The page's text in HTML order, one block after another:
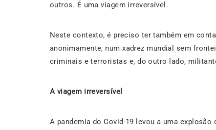
outros. É uma viagem irreversível.
Neste contexto, é preciso ter também em
anonimamente, num xadrez mundial sem
criminais e terroristas e, do outro lado,
A viagem irreversível
A pandemia do Covid-19 levou a uma